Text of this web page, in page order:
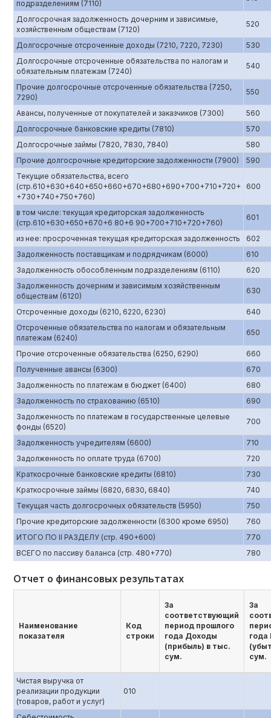
подразделениям (7110)
Долгосрочная задолженность дочерним и зависимые,
хозяйственным обществам (7120)
520
Долгосрочные отсроченные доходы (7210, 7220, 7230)
530
Долгосрочные отсроченные обязательства по налогам и
обязательным платежам (7240)
540
Прочие долгосрочные отсроченные обязательства (7250,
7290)
550
Авансы, полученные от покупателей и заказчиков (7300)
560
Долгосрочные банковские кредиты (7810)
570
Долгосрочные займы (7820, 7830, 7840)
580
Прочие долгосрочные кредиторские задолженности (7900)
590
Текущие обязательства, всего
(стр.610+630+640+650+660+670+680+690+700+710+720+
+730+740+750+760)
600
в том числе: текущая кредиторская задолженность
(стр.610+630+650+670+6 80+6 90+700+710+720+760)
601
из нее: просроченная текущая кредиторская задолженность
602
Задолженность поставщикам и подрядчикам (6000)
610
Задолженность обособленным подразделениям (6110)
620
Задолженность дочерним и зависимым хозяйственным
обществам (6120)
630
Отсроченные доходы (6210, 6220, 6230)
640
Отсроченные обязательства по налогам и обязательным
платежам (6240)
650
Прочие отсроченные обязательства (6250, 6290)
660
Полученные авансы (6300)
670
Задолженность по платежам в бюджет (6400)
680
Задолженность по страхованию (6510)
690
Задолженность по платежам в государственные целевые
фонды (6520)
700
Задолженность учредителям (6600)
710
Задолженность по оплате труда (6700)
720
Краткосрочные банковские кредиты (6810)
730
Краткосрочные займы (6820, 6830, 6840)
740
Текущая часть долгосрочных обязательств (5950)
750
Прочие кредиторские задолженности (6300 кроме 6950)
760
ИТОГО ПО II РАЗДЕЛУ (стр. 490+600)
770
ВСЕГО по пассиву баланса (стр. 480+770)
780
Отчет о финансовых результатах
Наименование
показателя
Код
строки
За
соответствующий
период прошлого
года Доходы
(прибыль) в тыс.
сум.
За
года
сум.
Чистая выручка от
реализации продукции
(товаров, работ и услуг)
010